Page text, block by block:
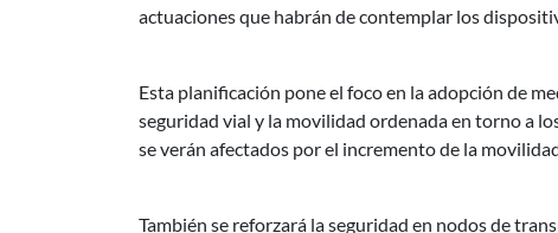
actuaciones que habrán de contemplar los
Esta planificación pone el foco en la adopción de
seguridad vial y la movilidad ordenada en torno a
se verán afectados por el incremento de la
También se reforzará la seguridad en nodos de